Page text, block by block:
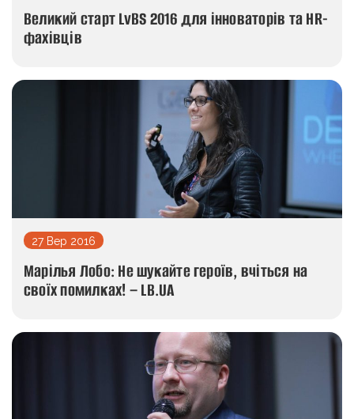
Великий старт LvBS 2016 для інноваторів та HR-
фахівців
27 Вер 2016
Марілья Лобо: Не шукайте героїв, вчіться на
своїх помилках! – LB.UA